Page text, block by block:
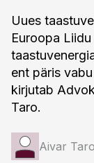
Uues
Euroopa
ent päris
kirjutab
Taro.
Aivar